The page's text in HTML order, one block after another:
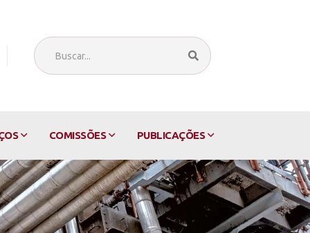
COMISSÕES PUBLICAÇÕES